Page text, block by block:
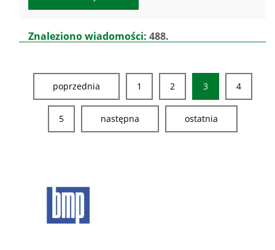
Lista
aktualności
Znaleziono wiadomości: 488.
poprzednia 1 2 3 4
5 następna ostatnia